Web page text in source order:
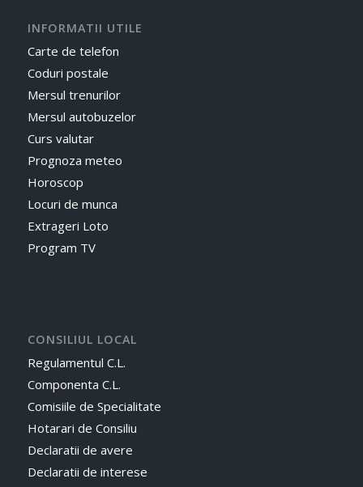
INFORMATII UTILE
Carte de telefon
Coduri postale
Mersul trenurilor
Mersul autobuzelor
Curs valutar
Prognoza meteo
Horoscop
Locuri de munca
Extrageri Loto
Program TV
CONSILIUL LOCAL
Regulamentul C.L.
Componenta C.L.
Comisiile de Specialitate
Hotarari de Consiliu
Declaratii de avere
Declaratii de interese